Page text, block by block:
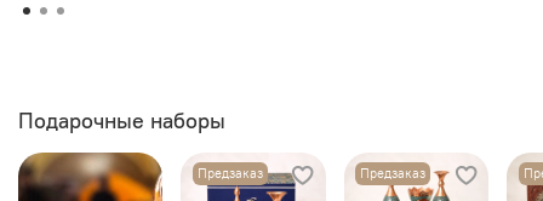
Подарочные наборы
Предзаказ Предзаказ